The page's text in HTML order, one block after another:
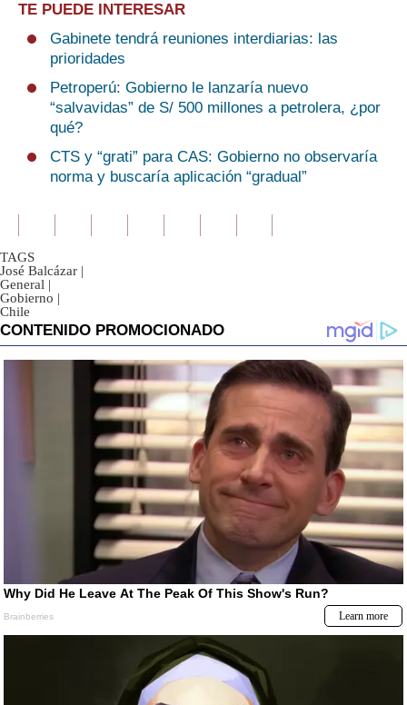
TE PUEDE INTERESAR
Gabinete tendrá reuniones interdiarias: las
prioridades
Petroperú: Gobierno le lanzaría nuevo
“salvavidas” de S/ 500 millones a petrolera, ¿por
qué?
CTS y “grati” para CAS: Gobierno no observaría
norma y buscaría aplicación “gradual”
TAGS
José Balcázar |
General |
Gobierno |
Chile